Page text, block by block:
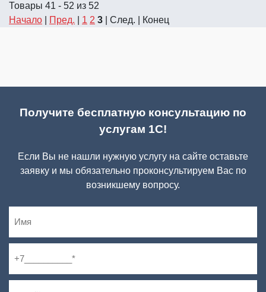
Товары 41 - 52 из 52
Начало
Пред. 1 2 3 | След. | Конец
Получите бесплатную консультацию по
услугам 1С!
Если Вы не нашли нужную услугу на сайте оставьте
заявку и мы обязательно проконсультируем Вас по
возникшему вопросу.